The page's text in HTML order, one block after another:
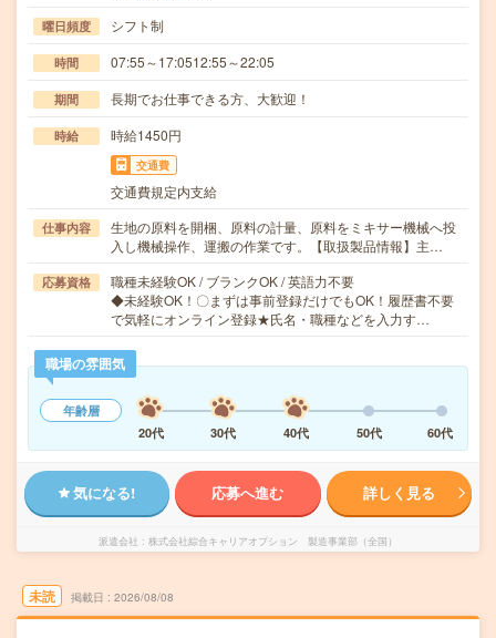
曜日頻度 シフト制
時間 07:55～17:0512:55～22:05
期間 長期でお仕事できる方、大歓迎！
時給 時給1450円
交通費
交通費規定内支給
仕事内容
生地の原料を開梱、原料の計量、原料をミキサー機械へ投
入し機械操作、運搬の作業です。【取扱製品情報】主…
応募資格
職種未経験OK / ブランクOK / 英語力不要
◆未経験OK！〇まずは事前登録だけでもOK！履歴書不要
で気軽にオンライン登録★氏名・職種などを入力す…
職場の雰囲気
年齢層
20代
30代 40代 50代 60代
気になる! 応募へ進む 詳しく見る
派遣会社 株式会社綜合キャリアオプション 製造事業部（全国）
未読 掲載日 2026/08/08